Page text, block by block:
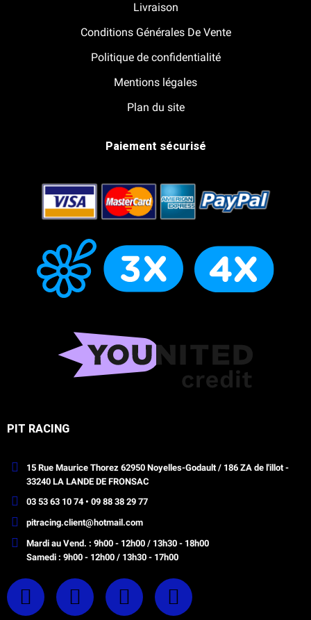
Livraison
Conditions Générales De Vente
Politique de confidentialité
Mentions légales
Plan du site
Paiement sécurisé
PIT RACING
15 Rue Maurice Thorez 62950 Noyelles-Godault / 186 ZA de l'illot -
33240 LA LANDE DE FRONSAC
03 53 63 10 74 • 09 88 38 29 77
pitracing.client@hotmail.com
Mardi au Vend. : 9h00 - 12h00 / 13h30 - 18h00
Samedi : 9h00 - 12h00 / 13h30 - 17h00